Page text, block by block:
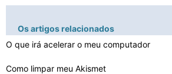
Os artigos relacionados
O que irá acelerar o meu computador
Como limpar meu Akismet